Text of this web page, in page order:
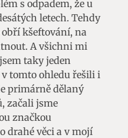
s odpadem, že u
letech. Tehdy
kšeftování, na
A všichni mi
taky jeden
tomto ohledu řešili i
primárně dělaný
začali jsme
značkou
drahé věci a v mojí